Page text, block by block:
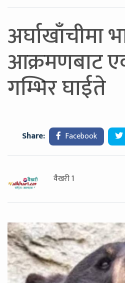
अर्घाखाँचीमा
आक्रमणबाट
गम्भिर घाईते
Share: Facebook
वैखरी 1